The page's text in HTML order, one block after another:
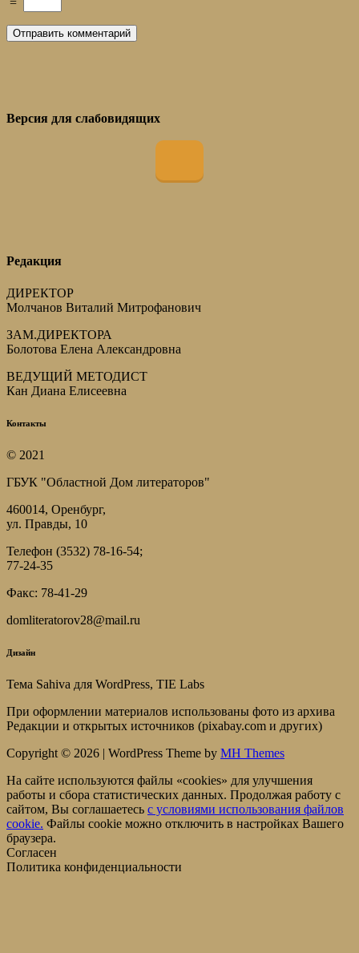
Версия для слабовидящих
Редакция
ДИРЕКТОР
Молчанов Виталий Митрофанович
ЗАМ.ДИРЕКТОРА
Болотова Елена Александровна
ВЕДУЩИЙ МЕТОДИСТ
Кан Диана Елисеевна
Контакты
© 2021
ГБУК "Областной Дом литераторов"
460014, Оренбург,
ул. Правды, 10
Телефон (3532) 78-16-54;
77-24-35
Факс: 78-41-29
domliteratorov28@mail.ru
Дизайн
Тема Sahiva для WordPress, TIE Labs
При оформлении материалов использованы фото из архива
Редакции и открытых источников (pixabay.com и других)
Copyright © 2026 | WordPress Theme by MH Themes
На сайте используются файлы «cookies» для улучшения
работы и сбора статистических данных. Продолжая работу с
сайтом, Вы соглашаетесь c условиями использования файлов
cookie. Файлы cookie можно отключить в настройках Вашего
браузера.
Согласен
Политика конфиденциальности